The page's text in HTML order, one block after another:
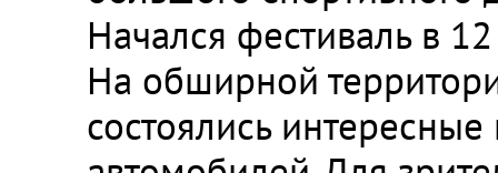
Начался фестиваль в
На обширной
состоялись